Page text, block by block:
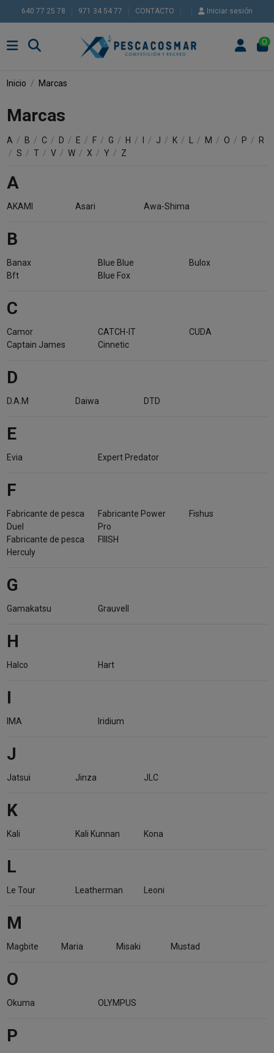
640 77 25 78 971 34 54 77 CONTACTO Iniciar sesión
0
Inicio Marcas
Marcas
A / B / C / D / E / F / G / H / / J / K / / M / O / P /
R
/ S / T / V / W / X / Y / Z
A
AKAMI Asari Awa-Shima
B
Banax
Bft
Blue Blue
Blue Fox
Bulox
C
Camor
Captain James
CATCH-IT
Cinnetic
CUDA
D
D.A.M Daiwa DTD
E
Evia Expert Predator
F
Fabricante de pesca
Duel
Fabricante de pesca
Herculy
Fabricante Power
Pro
FIIISH
Fishus
G
Gamakatsu Grauvell
H
Halco Hart
I
IMA Iridium
J
Jatsui Jinza JLC
K
Kali Kali Kunnan Kona
L
Le Tour Leatherman Leoni
M
Magbite Maria Misaki Mustad
O
Okuma OLYMPUS
P